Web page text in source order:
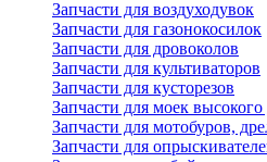
Запчасти для воздуходувок
Запчасти для газонокосилок
Запчасти для дровоколов
Запчасти для культиваторов
Запчасти для кусторезов
Запчасти для моек высокого
Запчасти для мотобуров,
Запчасти для